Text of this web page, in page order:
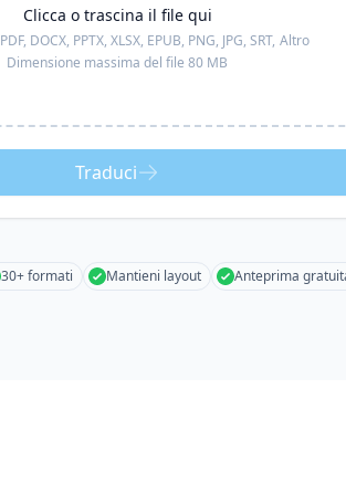
Clicca o trascina il file qui
PDF, DOCX, PPTX, XLSX, EPUB, PNG, JPG, SRT, Altro
Dimensione massima del file 80 MB
Traduci
30+ formati Mantieni layout Anteprima